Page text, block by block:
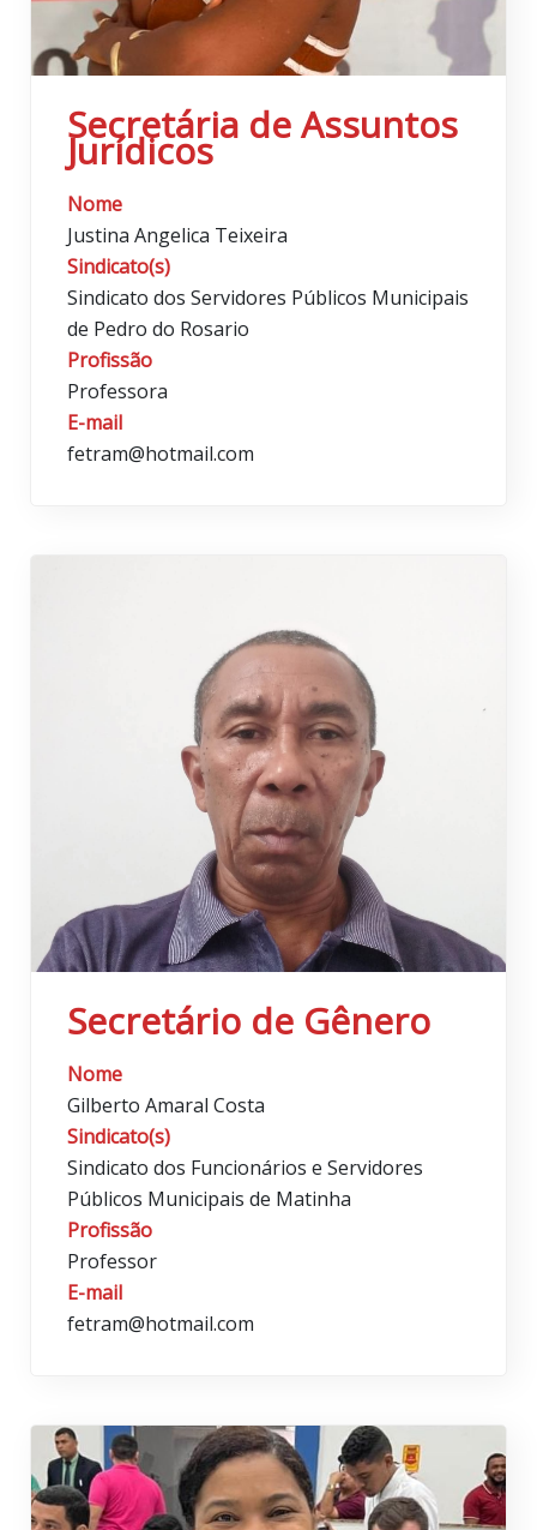
Secretária de Assuntos
Jurídicos
Nome
Justina Angelica Teixeira
Sindicato(s)
Sindicato dos Servidores Públicos Municipais
de Pedro do Rosario
Profissão
Professora
E-mail
fetram@hotmail.com
Secretário de Gênero
Nome
Gilberto Amaral Costa
Sindicato(s)
Sindicato dos Funcionários e Servidores
Públicos Municipais de Matinha
Profissão
Professor
E-mail
fetram@hotmail.com